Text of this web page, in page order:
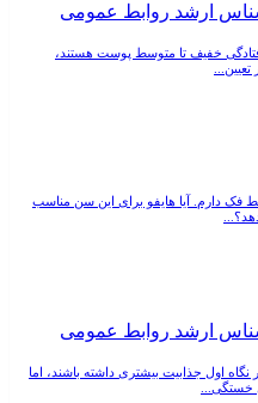
ارشد روابط عمومی
خفیف تا متوسط پوست هستند،
خط فک دارم. آیا هایفو برای این سن مناسب
ارشد روابط عمومی
اول جذابیت بیشتری داشته باشند، اما
خستگی...